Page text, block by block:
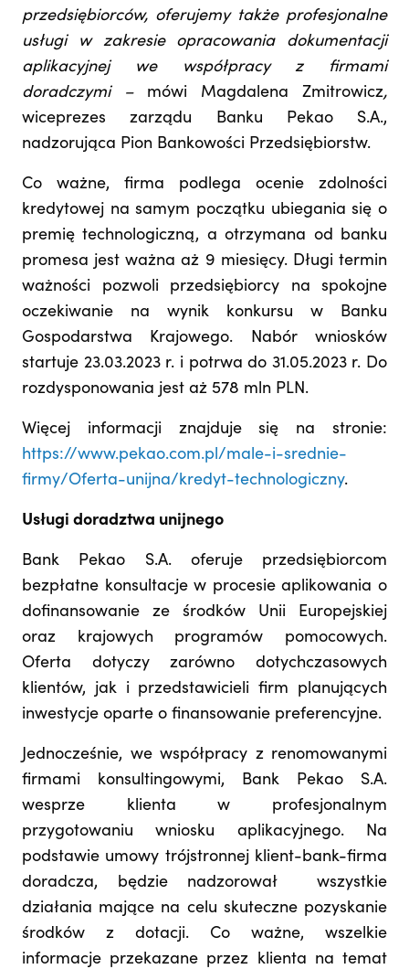
przedsiębiorców, oferujemy także profesjonalne
usługi w zakresie opracowania dokumentacji
aplikacyjnej we współpracy z firmami
doradczymi – mówi Magdalena Zmitrowicz,
wiceprezes zarządu Banku Pekao S.A.,
nadzorująca Pion Bankowości Przedsiębiorstw.
Co ważne, firma podlega ocenie zdolności
kredytowej na samym początku ubiegania się o
premię technologiczną, a otrzymana od banku
promesa jest ważna aż 9 miesięcy. Długi termin
ważności pozwoli przedsiębiorcy na spokojne
oczekiwanie na wynik konkursu w Banku
Gospodarstwa Krajowego. Nabór wniosków
startuje 23.03.2023 r. i potrwa do 31.05.2023 r. Do
rozdysponowania jest aż 578 mln PLN.
Więcej informacji znajduje się na stronie:
https://www.pekao.com.pl/male-i-srednie-
firmy/Oferta-unijna/kredyt-technologiczny.
Usługi doradztwa unijnego
Bank Pekao S.A. oferuje przedsiębiorcom
bezpłatne konsultacje w procesie aplikowania o
dofinansowanie ze środków Unii Europejskiej
oraz krajowych programów pomocowych.
Oferta dotyczy zarówno dotychczasowych
klientów, jak i przedstawicieli firm planujących
inwestycje oparte o finansowanie preferencyjne.
Jednocześnie, we współpracy z renomowanymi
firmami konsultingowymi, Bank Pekao S.A.
wesprze klienta w profesjonalnym
przygotowaniu wniosku aplikacyjnego. Na
podstawie umowy trójstronnej klient-bank-firma
doradcza, będzie nadzorował wszystkie
działania mające na celu skuteczne pozyskanie
środków z dotacji. Co ważne, wszelkie
informacje przekazane przez klienta na temat